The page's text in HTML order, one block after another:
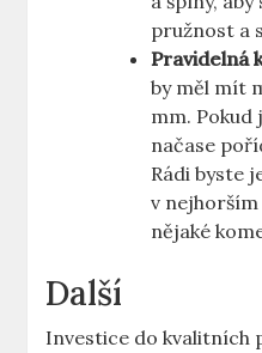
pružnost a
Pravidelná
by měl mít
mm. Pokud
načase
Rádi byste
v
nějaké
Další
Investice do kvalitních